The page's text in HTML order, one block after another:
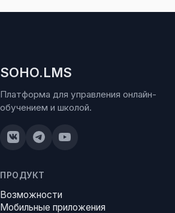
SOHO.LMS
Платформа для управления онлайн-
обучением и школой.
ПРОДУКТ
Возможности
Мобильные приложения